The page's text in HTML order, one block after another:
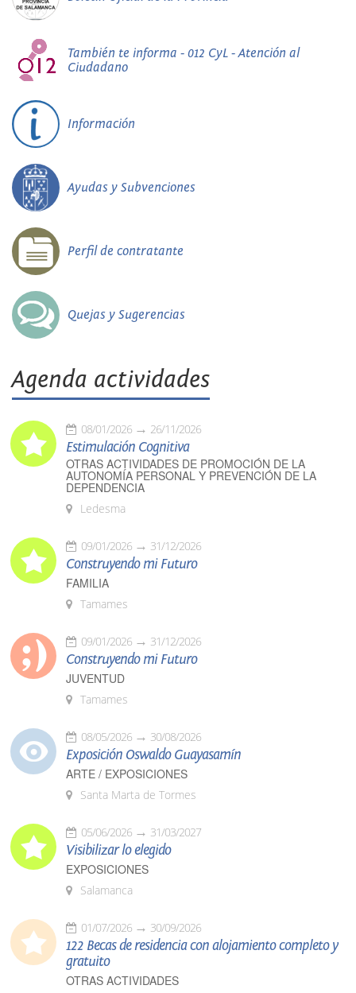
También te informa - 012 CyL - Atención al
Ciudadano
Información
Ayudas y Subvenciones
Perfil de contratante
Quejas y Sugerencias
Agenda actividades
08/01/2026 26/11/2026
Estimulación Cognitiva
OTRAS ACTIVIDADES DE PROMOCIÓN DE LA
AUTONOMÍA PERSONAL Y PREVENCIÓN DE LA
DEPENDENCIA
Ledesma
09/01/2026 31/12/2026
Construyendo mi Futuro
FAMILIA
Tamames
09/01/2026 31/12/2026
Construyendo mi Futuro
JUVENTUD
Tamames
08/05/2026 30/08/2026
Exposición Oswaldo Guayasamín
ARTE / EXPOSICIONES
Santa Marta de Tormes
05/06/2026 31/03/2027
Visibilizar lo elegido
EXPOSICIONES
Salamanca
01/07/2026 30/09/2026
122 Becas de residencia con alojamiento completo y
gratuito
OTRAS ACTIVIDADES